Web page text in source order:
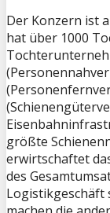
Der Konzern ist
hat über 1000
größte
erwirtschaftet
des
Logistikgeschäft